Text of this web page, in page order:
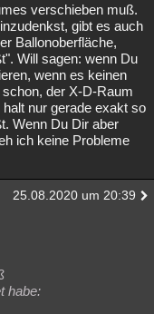
verschieben muß.
gibt es auch
Ballonoberfläche,
Will sagen: wenn Du
wenn es keinen
der X-D-Raum
nur gerade exakt so
Wenn Du Dir aber
ich keine Probleme
25.08.2020 um 20:39
habe: